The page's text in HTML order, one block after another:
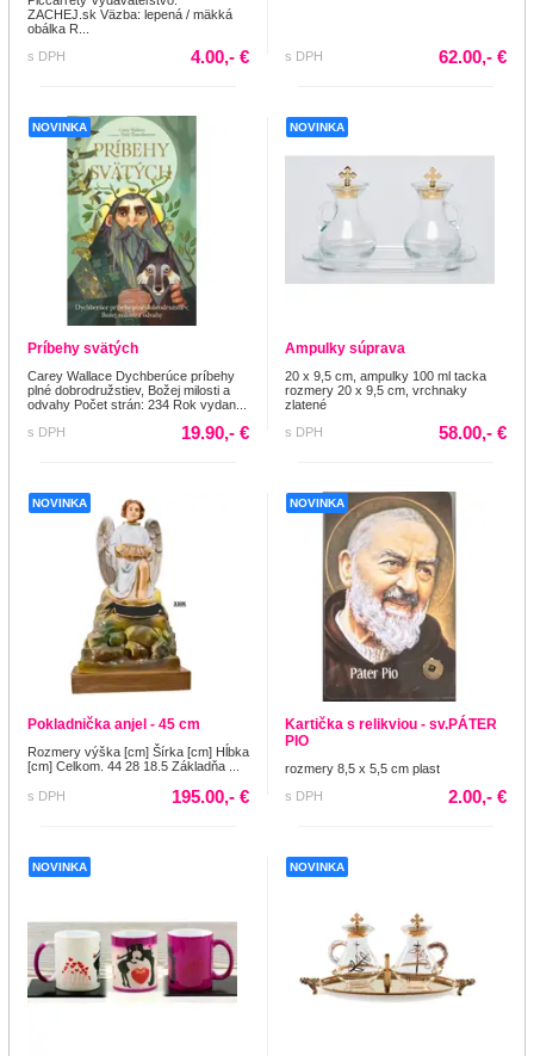
ZACHEJ.sk Väzba: lepená / mäkká
obálka R...
s DPH
4.00,- € s DPH 62.00,- €
NOVINKA
Príbehy svätých
Carey Wallace Dychberúce príbehy
plné dobrodružstiev, Božej milosti a
odvahy Počet strán: 234 Rok vydan...
s DPH
19.90,- €
NOVINKA
Ampulky súprava
20 x 9,5 cm, ampulky 100 ml tacka
rozmery 20 x 9,5 cm, vrchnaky
zlatené
s DPH
58.00,- €
NOVINKA
Pokladnička anjel - 45 cm
Rozmery výška [cm] Šírka [cm] Hĺbka
[cm] Celkom. 44 28 18.5 Základňa ...
s DPH 195.00,- €
NOVINKA
Kartička s relikviou - sv.PÁTER
PIO
rozmery 8,5 x 5,5 cm plast
s DPH
2.00,- €
NOVINKA NOVINKA